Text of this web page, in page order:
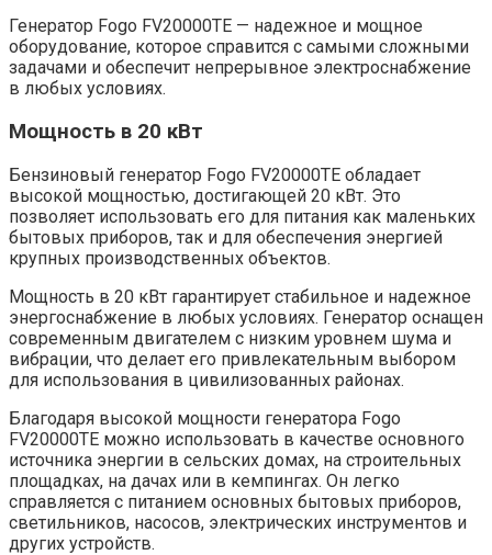
Генератор Fogo FV20000TE — надежное и мощное
оборудование, которое справится с самыми сложными
задачами и обеспечит непрерывное электроснабжение
в любых условиях.
Мощность в 20 кВт
Бензиновый генератор Fogo FV20000TE обладает
высокой мощностью, достигающей 20 кВт. Это
позволяет использовать его для питания как маленьких
бытовых приборов, так и для обеспечения энергией
крупных производственных объектов.
Мощность в 20 кВт гарантирует стабильное и надежное
энергоснабжение в любых условиях. Генератор оснащен
современным двигателем с низким уровнем шума и
вибрации, что делает его привлекательным выбором
для использования в цивилизованных районах.
Благодаря высокой мощности генератора Fogo
FV20000TE можно использовать в качестве основного
источника энергии в сельских домах, на строительных
площадках, на дачах или в кемпингах. Он легко
справляется с питанием основных бытовых приборов,
светильников, насосов, электрических инструментов и
других устройств.